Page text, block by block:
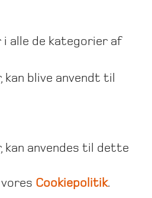
alle de kategorier af
blive anvendt til
kan anvendes til dette
Cookiepolitik.